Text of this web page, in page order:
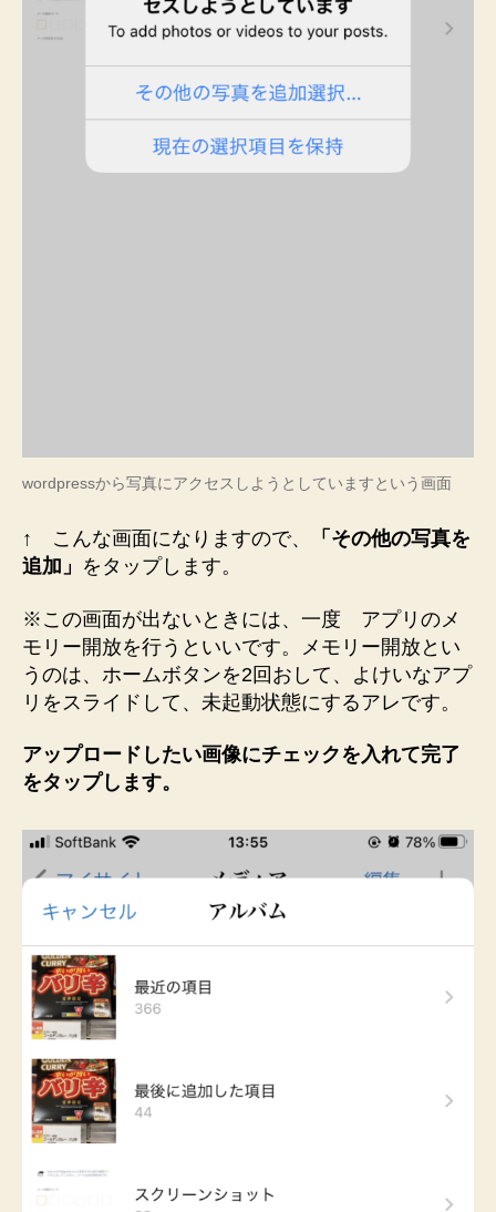
wordpressから写真にアクセスしようとしていますという画面
↑ こんな画面になりますので、
「その他の写真を
追加」 をタップします。
※この画面が出ないときには、一度 アプリのメ
モリー開放を行うといいです。メモリー開放とい
うのは、ホームボタンを2回おして、よけいなアプ
リをスライドして、未起動状態にするアレです。
アップロードしたい画像にチェックを入れて完了
をタップします。